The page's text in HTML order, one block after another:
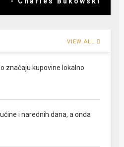
VIEW ALL
značaju kupovine lokalno
i narednih dana, a onda